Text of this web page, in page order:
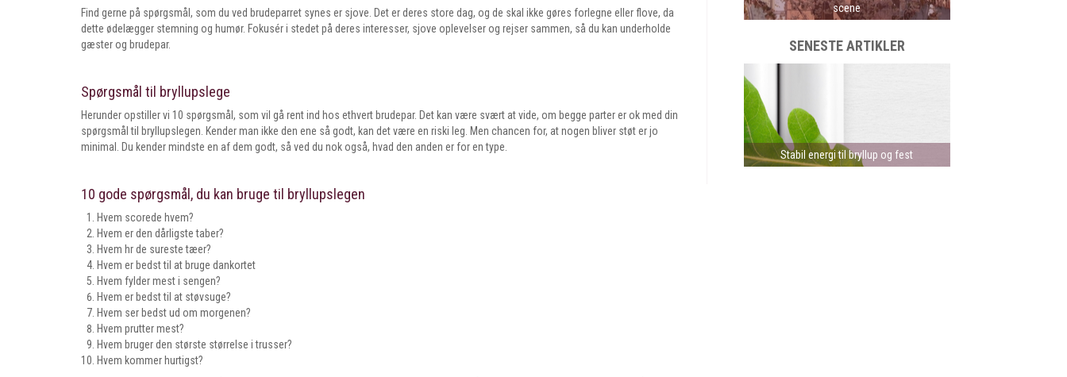
Find gerne på spørgsmål, som du ved brudeparret synes er sjove. Det er deres store dag, og de skal ikke gøres forlegne eller flove, da
dette ødelægger stemning og humør. Fokusér i stedet på deres interesser, sjove oplevelser og rejser sammen, så du kan underholde
gæster og brudepar.
Spørgsmål til bryllupslege
Herunder opstiller vi 10 spørgsmål, som vil gå rent ind hos ethvert brudepar. Det kan være svært at vide, om begge parter er ok med din
spørgsmål til bryllupslegen. Kender man ikke den ene så godt, kan det være en riski leg. Men chancen for, at nogen bliver støt er jo
minimal. Du kender mindste en af dem godt, så ved du nok også, hvad den anden er for en type.
10 gode spørgsmål, du kan bruge til bryllupslegen
Hvem scorede hvem?
Hvem er den dårligste taber?
Hvem hr de sureste tæer?
Hvem er bedst til at bruge dankortet
Hvem fylder mest i sengen?
Hvem er bedst til at støvsuge?
Hvem ser bedst ud om morgenen?
Hvem prutter mest?
Hvem bruger den største størrelse i trusser?
Hvem kommer hurtigst?
scene
SENESTE ARTIKLER
Stabil energi til bryllup og fest